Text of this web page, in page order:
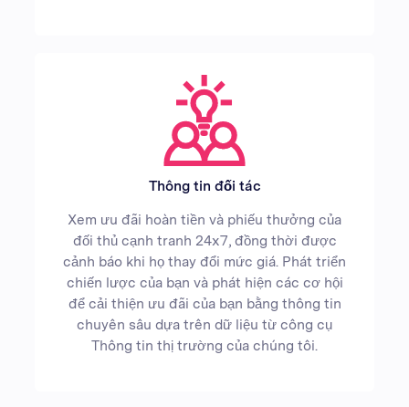
Thông tin đối tác
Xem ưu đãi hoàn tiền và phiếu thưởng của
đối thủ cạnh tranh 24x7, đồng thời được
cảnh báo khi họ thay đổi mức giá. Phát triển
chiến lược của bạn và phát hiện các cơ hội
để cải thiện ưu đãi của bạn bằng thông tin
chuyên sâu dựa trên dữ liệu từ công cụ
Thông tin thị trường của chúng tôi.